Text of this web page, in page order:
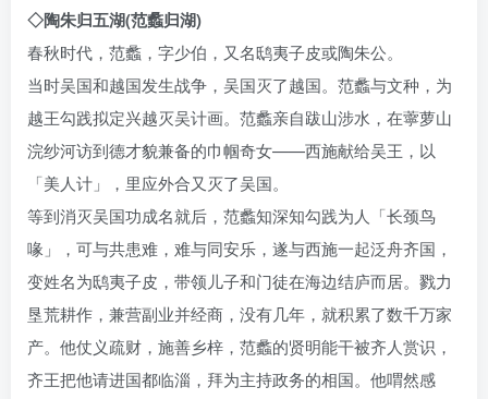
◇陶朱归五湖(范蠡归湖)
春秋时代，范蠡，字少伯，又名鸱夷子皮或陶朱公。
当时吴国和越国发生战争，吴国灭了越国。范蠡与文种，为
越王勾践拟定兴越灭吴计画。范蠡亲自跋山涉水，在薴萝山
浣纱河访到德才貌兼备的巾帼奇女——西施献给吴王，以
「美人计」，里应外合又灭了吴国。
等到消灭吴国功成名就后，范蠡知深知勾践为人「长颈鸟
喙」，可与共患难，难与同安乐，遂与西施一起泛舟齐国，
变姓名为鸱夷子皮，带领儿子和门徒在海边结庐而居。戮力
垦荒耕作，兼营副业并经商，没有几年，就积累了数千万家
产。他仗义疏财，施善乡梓，范蠡的贤明能干被齐人赏识，
齐王把他请进国都临淄，拜为主持政务的相国。他喟然感